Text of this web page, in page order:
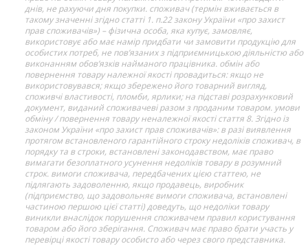
днів, не рахуючи дня покупки. споживач (термін вживається в
такому значенні згідно статті 1. п.22 закону України «про захист
прав споживачів») – фізична особа, яка купує, замовляє,
використовує або має намір придбати чи замовити продукцію для
особистих потреб, не пов’язаних з підприємницькою діяльністю або
виконанням обов’язків найманого працівника. обмін або
повернення товару належної якості провадиться: якщо не
використовувався; якщо збережено його товарний вигляд,
споживчі властивості, пломби, ярлики; на підставі розрахунковий
документ, виданий споживачеві разом з проданим товаром. умови
обміну / повернення товару неналежної якості стаття 8. Згідно із
законом України «про захист прав споживачів»: в разі виявлення
протягом встановленого гарантійного строку недоліків споживач, в
порядку та в строки, встановлені законодавством, має право
вимагати безоплатного усунення недоліків товару в розумний
строк. вимоги споживача, передбачених цією статтею, не
підлягають задоволенню, якщо продавець, виробник
(підприємство, що задовольняє вимоги споживача, встановлені
частиною першою цієї статті) доведуть, що недоліки товару
виникли внаслідок порушення споживачем правил користування
товаром або його зберігання. Споживач має право брати участь у
перевірці якості товару особисто або через свого представника.